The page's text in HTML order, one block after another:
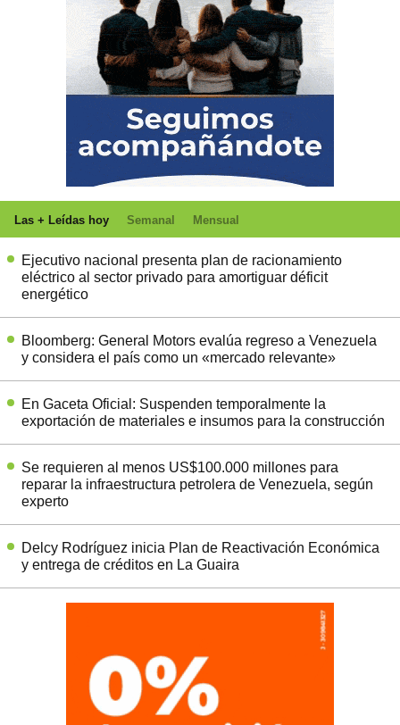
Las + Leídas hoy Semanal Mensual
Ejecutivo nacional presenta plan de racionamiento
eléctrico al sector privado para amortiguar déficit
energético
Bloomberg: General Motors evalúa regreso a Venezuela
y considera el país como un «mercado relevante»
En Gaceta Oficial: Suspenden temporalmente la
exportación de materiales e insumos para la construcción
Se requieren al menos US$100.000 millones para
reparar la infraestructura petrolera de Venezuela, según
experto
Delcy Rodríguez inicia Plan de Reactivación Económica
y entrega de créditos en La Guaira